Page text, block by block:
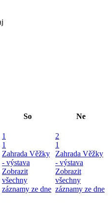
So Ne
1
1
Zahrada Věžky
- výstava
Zobrazit
všechny
záznamy ze dne
2
1
Zahrada Věžky
- výstava
Zobrazit
všechny
záznamy ze dne